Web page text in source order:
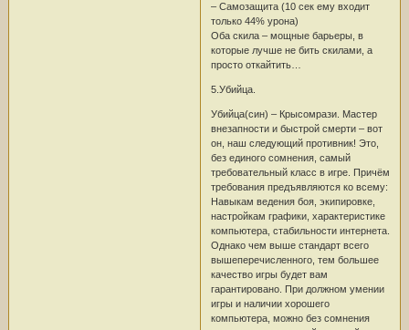
– Самозащита (10 сек ему входит
только 44% урона)
Оба скила – мощные барьеры, в
которые лучше не бить скилами, а
просто откайтить…
5.Убийца.
Убийца(син) – Крысомрази. Мастер
внезапности и быстрой смерти – вот
он, наш следующий противник! Это,
без единого сомнения, самый
требовательный класс в игре. Причём
требования предъявляются ко всему:
Навыкам ведения боя, экипировке,
настройкам графики, характеристике
компьютера, стабильности интернета.
Однако чем выше стандарт всего
вышеперечисленного, тем большее
качество игры будет вам
гарантировано. При должном умении
игры и наличии хорошего
компьютера, можно без сомнения